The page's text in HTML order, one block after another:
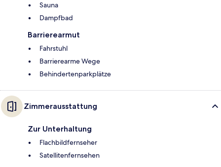
Sauna
Dampfbad
Barrierearmut
Fahrstuhl
Barrierearme Wege
Behindertenparkplätze
Zimmerausstattung
Zur Unterhaltung
Flachbildfernseher
Satellitenfernsehen